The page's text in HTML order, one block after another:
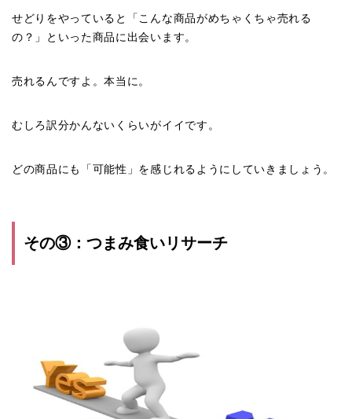
せどりをやっていると「こんな商品がめちゃくちゃ売れる
の？」といった商品に出会います。
売れるんですよ。本当に。
むしろ訳分かんないくらいがイイです。
どの商品にも「可能性」を感じれるようにしていきましょう。
その③：つまみ食いリサーチ